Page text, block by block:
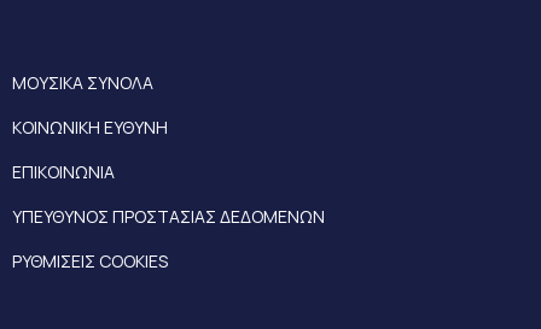
ΜΟΥΣΙΚΑ ΣΥΝΟΛΑ
ΚΟΙΝΩΝΙΚΗ ΕΥΘΥΝΗ
ΕΠΙΚΟΙΝΩΝΙΑ
ΥΠΕΥΘΥΝΟΣ ΠΡΟΣΤΑΣΙΑΣ ΔΕΔΟΜΕΝΩΝ
ΡΥΘΜΙΣΕΙΣ COOKIES